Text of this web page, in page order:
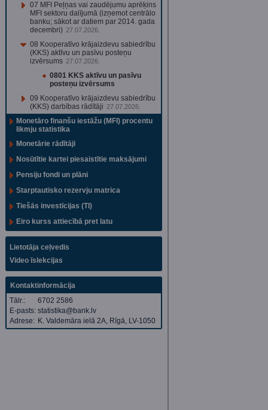
07 MFI Peļņas vai zaudējumu aprēķins
MFI sektoru dalījumā (izņemot centrālo
banku; sākot ar datiem par 2014. gada
decembri) 27.07.2026.
08 Kooperatīvo krājaizdevu sabiedrību
(KKS) aktīvu un pasīvu posteņu
izvērsums 27.07.2026.
0801 KKS aktīvu un pasīvu
posteņu izvērsums
09 Kooperatīvo krājaizdevu sabiedrību
(KKS) darbības rādītāji 27.07.2026.
Monetāro finanšu iestāžu (MFI) procentu
likmju statistika
Monetārie rādītāji
Nosūtītie kartei piesaistītie maksājumi
Pensiju fondi un plāni
Starptautisko rezervju matrica
Tiešās investīcijas (TI)
Eiro kurss attiecībā pret latu
Lietotāja ceļvedis
Video īslekcijas
Kontaktinformācija
Tālr.:
6702 2586
E-pasts: statistika@bank.lv
Adrese: K. Valdemāra ielā 2A, Rīgā, LV-1050